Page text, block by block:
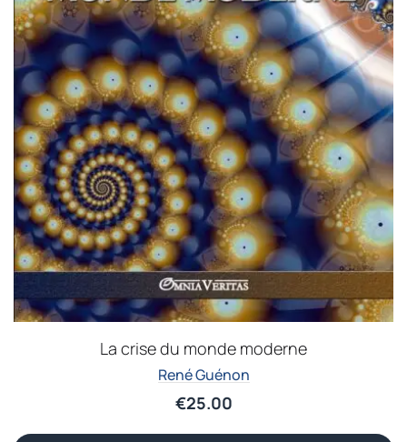
La crise du monde moderne
René Guénon
€25.00